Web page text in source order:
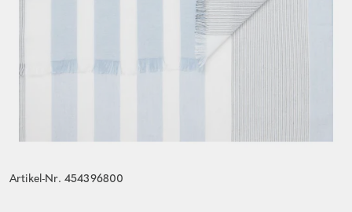
Artikel-Nr. 454396800